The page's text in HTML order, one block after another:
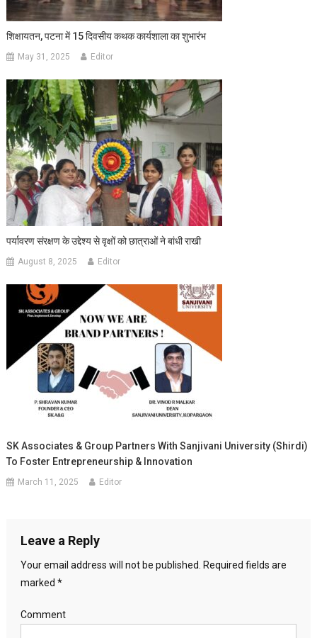
शिक्षायतन, पटना में 15 दिवसीय कथक कार्यशाला का शुभारंभ
May 31, 2025 Editor
पर्यावरण संरक्षण के उद्देश्य से वृक्षों को छात्राओं ने बांधी राखी
August 8, 2025 Editor
SK Associates & Group Partners With Sanjivani University (Shirdi)
To Foster Entrepreneurship & Innovation
March 11, 2025 Editor
Leave a Reply
Your email address will not be published. Required fields are
marked *
Comment